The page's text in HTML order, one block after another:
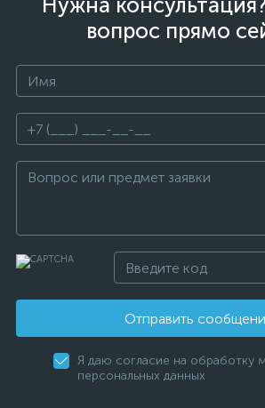
вопрос прямо
Отправить
Я даю согласие на обработку
персональных данных